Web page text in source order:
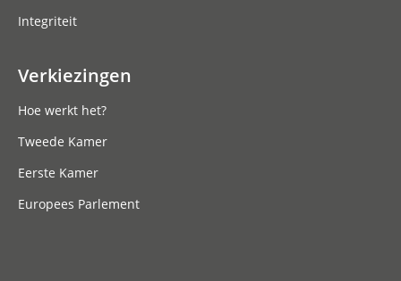
Integriteit
Verkiezingen
Hoe werkt het?
Tweede Kamer
Eerste Kamer
Europees Parlement